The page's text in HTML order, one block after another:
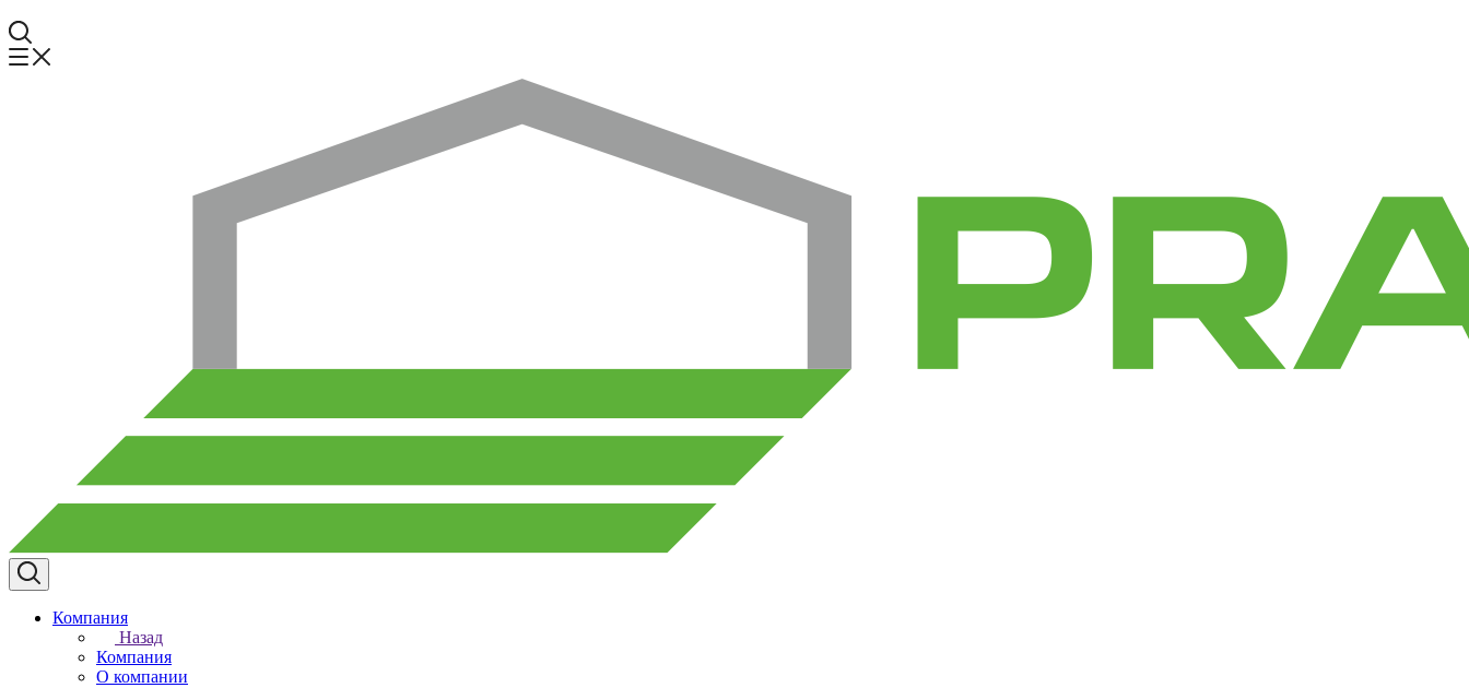
Компания
Назад
Компания
О компании